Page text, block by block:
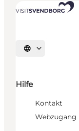
Sprache auswählen
Hilfe
Kontakt
Webzugang